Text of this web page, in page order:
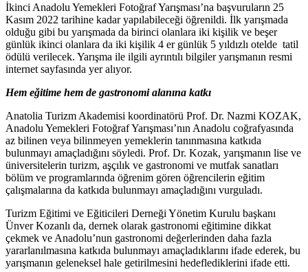
İkinci Anadolu Yemekleri Fotoğraf Yarışması’na başvuruların 25
Kasım 2022 tarihine kadar yapılabileceği öğrenildi. İlk yarışmada
olduğu gibi bu yarışmada da birinci olanlara iki kişilik ve beşer
günlük ikinci olanlara da iki kişilik 4 er günlük 5 yıldızlı otelde tatil
ödülü verilecek. Yarışma ile ilgili ayrıntılı bilgiler yarışmanın resmi
internet sayfasında yer alıyor.
Hem eğitime hem de gastronomi alanına katkı
Anatolia Turizm Akademisi koordinatörü Prof. Dr. Nazmi KOZAK,
Anadolu Yemekleri Fotoğraf Yarışması’nın Anadolu coğrafyasında
az bilinen veya bilinmeyen yemeklerin tanınmasına katkıda
bulunmayı amaçladığını söyledi. Prof. Dr. Kozak, yarışmanın lise ve
üniversitelerin turizm, aşçılık ve gastronomi ve mutfak sanatları
bölüm ve programlarında öğrenim gören öğrencilerin eğitim
çalışmalarına da katkıda bulunmayı amaçladığını vurguladı.
Turizm Eğitimi ve Eğiticileri Derneği Yönetim Kurulu başkanı
Ünver Kozanlı da, dernek olarak gastronomi eğitimine dikkat
çekmek ve Anadolu’nun gastronomi değerlerinden daha fazla
yararlanılmasına katkıda bulunmayı amaçladıklarını ifade ederek, bu
yarışmanın geleneksel hale getirilmesini hedeflediklerini ifade etti.